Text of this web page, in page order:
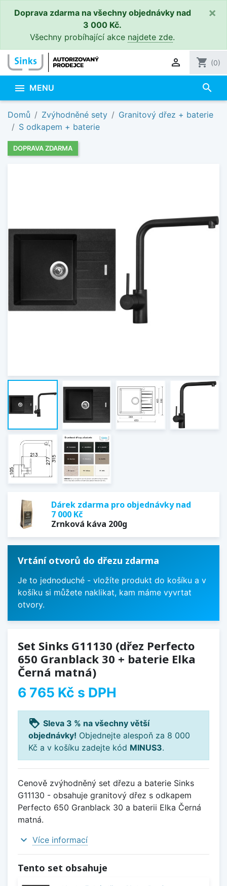
Doprava zdarma na všechny objednávky nad
3 000 Kč.
Všechny probíhající akce najdete zde.
×
 shopping_cart (0)
 MENU search
Domů Zvýhodněné sety
Granitový dřez + baterie
S odkapem + baterie
DOPRAVA ZDARMA
Dárek zdarma pro objednávky nad
7 000 Kč
Zrnková káva 200g
Vrtání otvorů do dřezu zdarma
Je to jednoduché - vložíte produkt do košíku a v
košíku si můžete naklikat, kam máme vyvrtat
otvory.
Set Sinks G11130 (dřez Perfecto
650 Granblack 30 + baterie Elka
Černá matná)
6 765 Kč s DPH
loyalty Sleva 3 % na všechny větší
objednávky! Objednejte alespoň za 8 000
Kč a v košíku zadejte kód MINUS3.
Cenově zvýhodněný set dřezu a baterie Sinks
G11130 - obsahuje granitový dřez s odkapem
Perfecto 650 Granblack 30 a baterii Elka Černá
matná.
expand_more Více informací
Tento set obsahuje